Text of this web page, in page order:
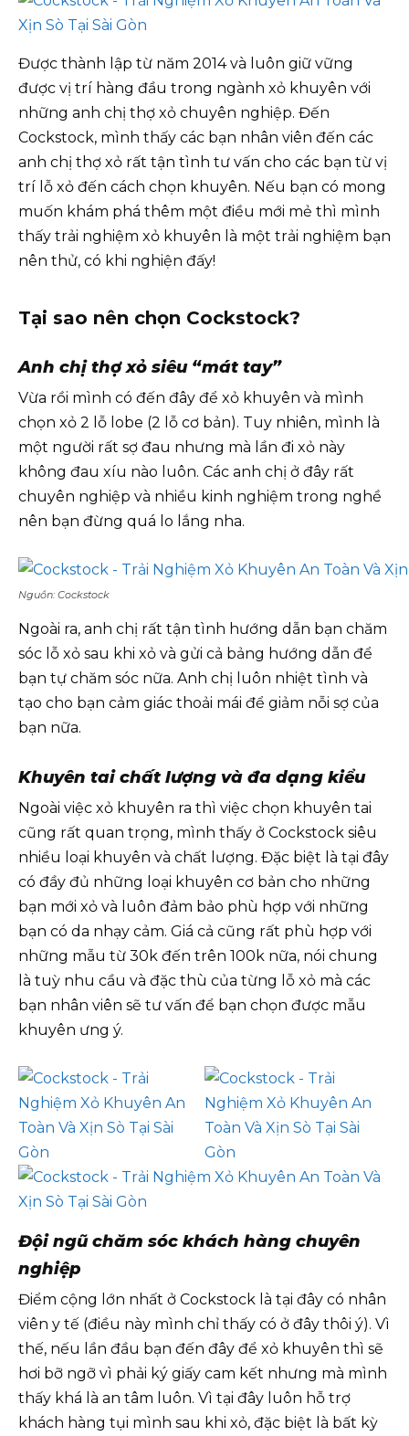
Được thành lập từ năm 2014 và luôn giữ vững
được vị trí hàng đầu trong ngành xỏ khuyên với
những anh chị thợ xỏ chuyên nghiệp. Đến
Cockstock, mình thấy các bạn nhân viên đến các
anh chị thợ xỏ rất tận tình tư vấn cho các bạn từ vị
trí lỗ xỏ đến cách chọn khuyên. Nếu bạn có mong
muốn khám phá thêm một điều mới mẻ thì mình
thấy trải nghiệm xỏ khuyên là một trải nghiệm bạn
nên thử, có khi nghiện đấy!
Tại sao nên chọn Cockstock?
Anh chị thợ xỏ siêu “mát tay”
Vừa rồi mình có đến đây để xỏ khuyên và mình
chọn xỏ 2 lỗ lobe (2 lỗ cơ bản). Tuy nhiên, mình là
một người rất sợ đau nhưng mà lần đi xỏ này
không đau xíu nào luôn. Các anh chị ở đây rất
chuyên nghiệp và nhiều kinh nghiệm trong nghề
nên bạn đừng quá lo lắng nha.
Nguồn: Cockstock
Ngoài ra, anh chị rất tận tình hướng dẫn bạn chăm
sóc lỗ xỏ sau khi xỏ và gửi cả bảng hướng dẫn để
bạn tự chăm sóc nữa. Anh chị luôn nhiệt tình và
tạo cho bạn cảm giác thoải mái để giảm nỗi sợ của
bạn nữa.
Khuyên tai chất lượng và đa dạng kiểu
Ngoài việc xỏ khuyên ra thì việc chọn khuyên tai
cũng rất quan trọng, mình thấy ở Cockstock siêu
nhiều loại khuyên và chất lượng. Đặc biệt là tại đây
có đầy đủ những loại khuyên cơ bản cho những
bạn mới xỏ và luôn đảm bảo phù hợp với những
bạn có da nhạy cảm. Giá cả cũng rất phù hợp với
những mẫu từ 30k đến trên 100k nữa, nói chung
là tuỳ nhu cầu và đặc thù của từng lỗ xỏ mà các
bạn nhân viên sẽ tư vấn để bạn chọn được mẫu
khuyên ưng ý.
Đội ngũ chăm sóc khách hàng chuyên
nghiệp
Điểm cộng lớn nhất ở Cockstock là tại đây có nhân
viên y tế (điều này mình chỉ thấy có ở đây thôi ý). Vì
thế, nếu lần đầu bạn đến đây để xỏ khuyên thì sẽ
hơi bỡ ngỡ vì phải ký giấy cam kết nhưng mà mình
thấy khá là an tâm luôn. Vì tại đây luôn hỗ trợ
khách hàng tụi mình sau khi xỏ, đặc biệt là bất kỳ